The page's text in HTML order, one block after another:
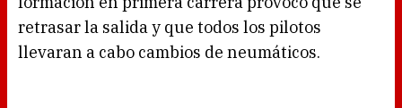
retrasar la salida y que todos los pilotos
llevaran a cabo cambios de neumáticos.